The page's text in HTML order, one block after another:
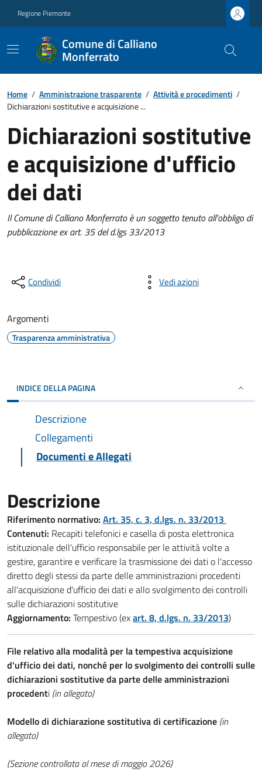
Regione Piemonte
Comune di Calliano
Monferrato
Home / Amministrazione trasparente / Attività e procedimenti /
Dichiarazioni sostitutive e acquisizione ...
Dichiarazioni sostitutive
e acquisizione d'ufficio
dei dati
Il Comune di Calliano Monferrato è un soggetto tenuto all’obbligo di
pubblicazione ex art. 35 del d.lgs 33/2013
Condividi Vedi azioni
Argomenti
Trasparenza amministrativa
INDICE DELLA PAGINA
Descrizione
Collegamenti
Documenti e Allegati
Descrizione
Riferimento normativo: Art. 35, c. 3, d.lgs. n. 33/2013
Contenuti: Recapiti telefonici e casella di posta elettronica
istituzionale dell'ufficio responsabile per le attività volte a
gestire, garantire e verificare la trasmissione dei dati o l'accesso
diretto degli stessi da parte delle amministrazioni procedenti
all'acquisizione d'ufficio dei dati e allo svolgimento dei controlli
sulle dichiarazioni sostitutive
Aggiornamento: Tempestivo (exart. 8, d.lgs. n. 33/2013)
File relativo alla modalità per la tempestiva acquisizione
d'ufficio dei dati, nonché per lo svolgimento dei controlli sulle
dichiarazioni sostitutive da parte delle amministrazioni
procedenti (in allegato)
Modello di dichiarazione sostitutiva di certificazione (in
allegato)
(Sezione controllata al mese di maggio 2026)